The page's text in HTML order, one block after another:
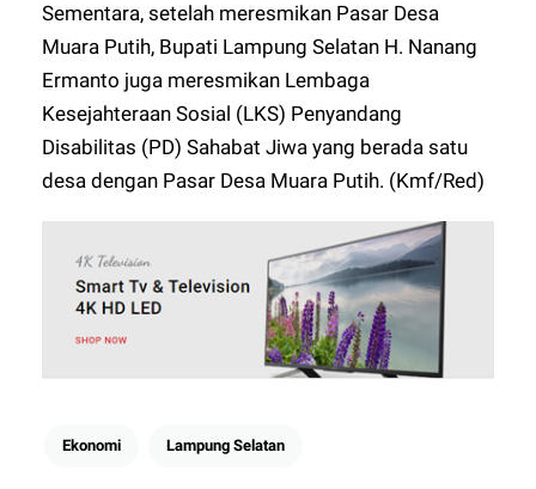
Sementara, setelah meresmikan Pasar Desa
Muara Putih, Bupati Lampung Selatan H. Nanang
Ermanto juga meresmikan Lembaga
Kesejahteraan Sosial (LKS) Penyandang
Disabilitas (PD) Sahabat Jiwa yang berada satu
desa dengan Pasar Desa Muara Putih. (Kmf/Red)
Ekonomi Lampung Selatan